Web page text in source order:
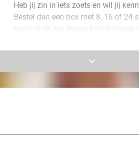
Heb jij zin in iets zoets en wil jij
Bestel dan een box met 8, 16 of 24
bestaat uit een laagje krokant deeg
De box is perfect om te delen met
buiten de koelkast bewaart. Jij kan
keyboard_arrow_down